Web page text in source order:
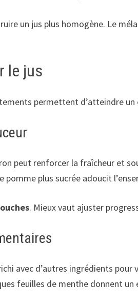
un jus plus homogène. Le
le jus
permettent d’atteindre
peut renforcer la fraîcheur et
plus sucrée adoucit
. Mieux vaut ajuster
avec d’autres ingrédients
feuilles de menthe donnent